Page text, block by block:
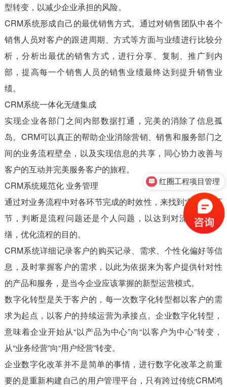
型转变，以减少企业承担的风险。
CRM系统形成自己的最优销售方式。通过对销售团队中各个
销售人员对客户的跟进周期、方式等方面与业绩进行比较分
析，分析出最优的销售方式，进行分享、复制、推广到内
部，提高每一个销售人员的销售业绩最终达到提升销售业
绩。
CRM系统一体化无缝集成
实现企业各部门之间内部数据打通，完美的消除了信息孤
岛。CRM可以真正的帮助企业消除营销、销售和服务部门之
间的业务流程壁垒，以及实现信息的共享，同心协力改善与
客户的互动并完美服务客户的旅程。
CRM系统规范化 业务管理
通过对业务流程中对各环节完成的时效性，来找到“脱节”的环
节，判断是流程问题还是个人问题，以达到对流程不断修
缮，优化流程的目的。
CRM系统详细记录客户的购买记录、需求、个性化偏好等信
息，及时掌握客户的需求，以此为依据来为客户提供针对性
的产品和服务，是当今企业应该掌握的新型运营模式。
数字化转型是关于客户的，每一次数字化转型都以客户的需
求为起点，以客户的持续运营为承接点。企业数字化转型，
意味着企业开始从“以产品为中心”向“以客户为中心”转变，
从“业务经营”向“用户经营”转变。
企业数字化改革并不是简单的事情，进行数字化改革之前重
要的是重新构建自己的用户管理平台，只有跨过传统CRM鸿
红圈工程项目管理